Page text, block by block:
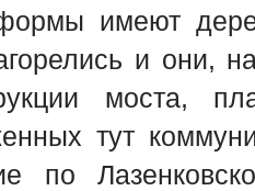
имеют
и они,
моста,
тут
по